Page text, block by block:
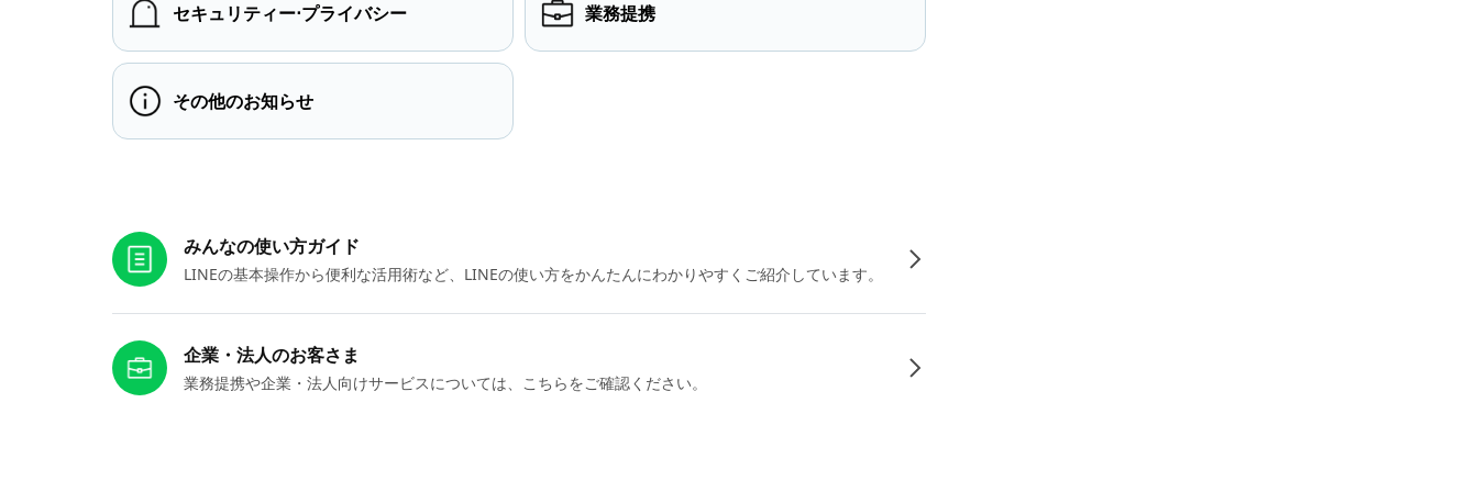
セキュリティー⋅プライバシー 業務提携
その他のお知らせ
みんなの使い方ガイド
LINEの基本操作から便利な活用術など、LINEの使い方をかんたんにわかりやすくご紹介しています。
企業・法人のお客さま
業務提携や企業・法人向けサービスについては、こちらをご確認ください。